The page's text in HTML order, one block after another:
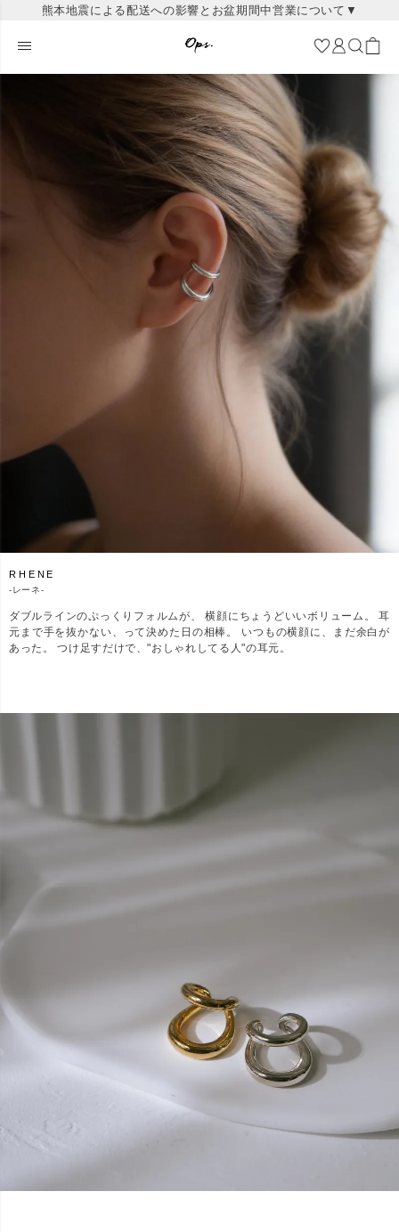
熊本地震による配送への影響とお盆期間中営業について▼
RHENE
-レーネ-
ダブルラインのぷっくりフォルムが、 横顔にちょうどいいボリューム。 耳
元まで手を抜かない、って決めた日の相棒。 いつもの横顔に、まだ余白が
あった。 つけ足すだけで、"おしゃれしてる人"の耳元。